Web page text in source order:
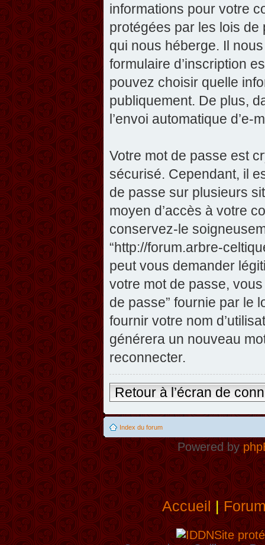
informations pour votre
protégées par les lois
qui nous héberge. Il
formulaire d’inscription
pouvez choisir quelle
publiquement. De plus,
l’envoi automatique d’e-
Votre mot de passe est
sécurisé. Cependant, il
de passe sur plusieurs
moyen d’accès à votre
conservez-le
“http://forum.arbre-
peut vous demander
votre mot de passe,
de passe” fournie par le
fournir votre nom
générera un nouveau
reconnecter.
Retour à l’écran de
Index du forum
Powered by
Accueil|
Site